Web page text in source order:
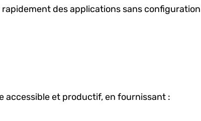
des applications sans
accessible et productif, en fournissant :